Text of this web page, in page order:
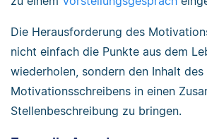
Die Herausforderung des
nicht einfach die Punkte aus dem
wiederholen, sondern den Inhalt des
Motivationsschreibens in einen
Stellenbeschreibung zu bringen.